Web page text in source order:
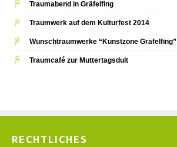
Traumabend in Gräfelfing
Traumwerk auf dem Kulturfest 2014
Wunschtraumwerke “Kunstzone Gräfelfing”
Traumcafé zur Muttertagsdult
RECHTLICHES